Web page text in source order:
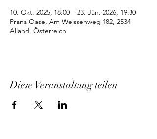
10. Okt. 2025, 18:00 – 23. Jän. 2026, 19:30
Prana Oase, Am Weissenweg 182, 2534
Alland, Österreich
Diese Veranstaltung teilen